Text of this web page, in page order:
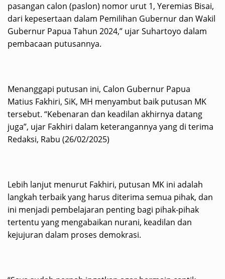
pasangan calon (paslon) nomor urut 1, Yeremias Bisai,
dari kepesertaan dalam Pemilihan Gubernur dan Wakil
Gubernur Papua Tahun 2024,” ujar Suhartoyo dalam
pembacaan putusannya.
Menanggapi putusan ini, Calon Gubernur Papua
Matius Fakhiri, SiK, MH menyambut baik putusan MK
tersebut. “Kebenaran dan keadilan akhirnya datang
juga”, ujar Fakhiri dalam keterangannya yang di terima
Redaksi, Rabu (26/02/2025)
Lebih lanjut menurut Fakhiri, putusan MK ini adalah
langkah terbaik yang harus diterima semua pihak, dan
ini menjadi pembelajaran penting bagi pihak-pihak
tertentu yang mengabaikan nurani, keadilan dan
kejujuran dalam proses demokrasi.